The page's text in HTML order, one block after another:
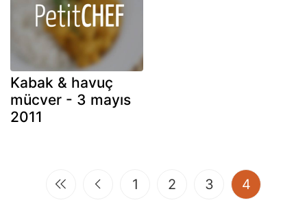
Kabak & havuç
mücver - 3 mayıs
2011
1 2 3 4(current)